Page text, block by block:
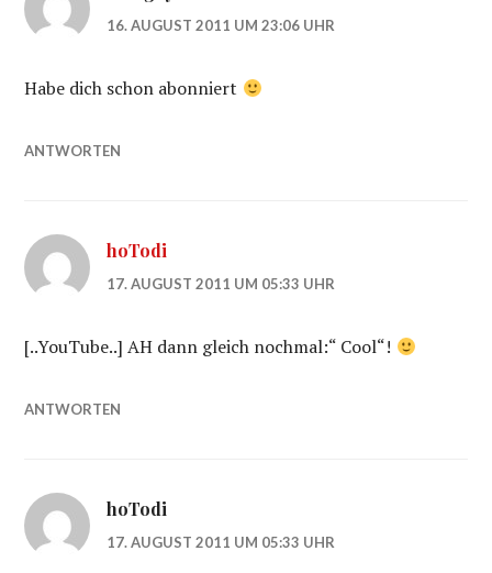
16. AUGUST 2011 UM 23:06 UHR
Habe dich schon abonniert
ANTWORTEN
hoTodi
17. AUGUST 2011 UM 05:33 UHR
[..YouTube..] AH dann gleich nochmal:“ Cool“!
ANTWORTEN
hoTodi
17. AUGUST 2011 UM 05:33 UHR